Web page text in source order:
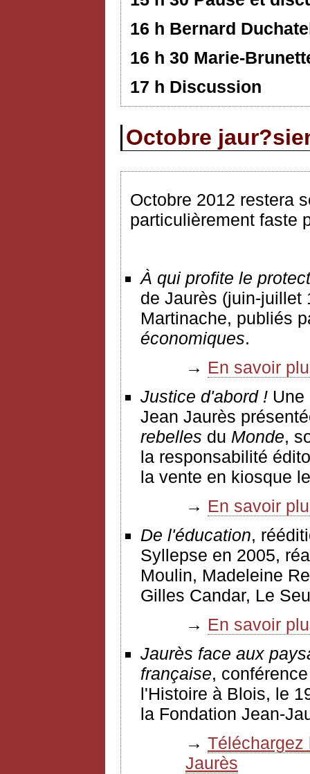
16 h Bernard
16 h 30 Marie-
17 h Discussion
Octobre
Octobre 2012 restera
particulièrement faste
À qui profite le
de Jaurès (juin-juillet
Martinache, publiés
économiques.
→ En savoir
Justice d'abord !
Jean Jaurès
rebelles du Monde,
la responsabilité
la vente en kiosque
→ En savoir
De l'éducation,
Syllepse en 2005,
Moulin, Madeleine
Gilles Candar, Le
→ En savoir
Jaurès face aux
française,
l'Histoire à Blois, le
la Fondation Jean-
→ Téléchargez
Jaurès